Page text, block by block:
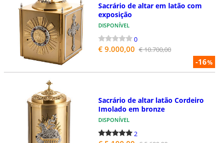
-16%
Sacrário de altar em latão com
exposição
DISPONÍVEL
0
€ 9.000,00 € 10.700,00
Sacrário de altar latão Cordeiro
Imolado em bronze
DISPONÍVEL
2